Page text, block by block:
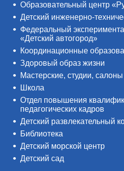
Образовательный центр
Детский инженерно-
Федеральный
«Детский автогород»
Координационные
Здоровый образ жизни
Мастерские, студии, салоны
Школа
Отдел повышения
педагогических кадров
Детский развлекательный
Библиотека
Детский морской центр
Детский сад